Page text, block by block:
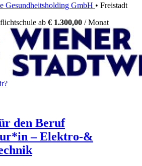
Gesundheitsholding GmbH • Freistadt
ab € 1.300,00 / Monat
den Beruf
– Elektro-&